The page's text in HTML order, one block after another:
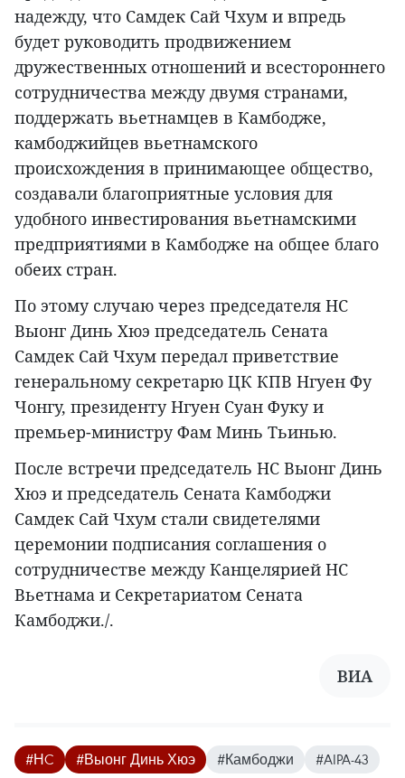
надежду, что Самдек Сай Чхум и впредь
будет руководить продвижением
дружественных отношений и всестороннего
сотрудничества между двумя странами,
поддержать вьетнамцев в Камбодже,
камбоджийцев вьетнамского
происхождения в принимающее общество,
создавали благоприятные условия для
удобного инвестирования вьетнамскими
предприятиями в Камбодже на общее благо
обеих стран.
По этому случаю через председателя НС
Выонг Динь Хюэ председатель Сената
Самдек Сай Чхум передал приветствие
генеральному секретарю ЦК КПВ Нгуен Фу
Чонгу, президенту Нгуен Суан Фуку и
премьер-министру Фам Минь Тьинью.
После встречи председатель НС Выонг Динь
Хюэ и председатель Сената Камбоджи
Самдек Сай Чхум стали свидетелями
церемонии подписания соглашения о
сотрудничестве между Канцелярией НС
Вьетнама и Секретариатом Сената
Камбоджи./.
ВИА
#НC #Выонг Динь Хюэ #Камбоджи #AIPA-43